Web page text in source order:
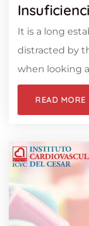
It is a long
distracted by
when looking
READ MORE